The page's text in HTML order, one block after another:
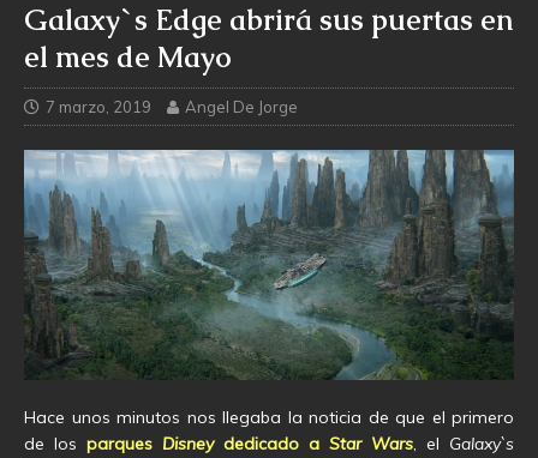
Galaxy`s Edge abrirá sus puertas en
el mes de Mayo
7 marzo, 2019 Angel De Jorge
Hace unos minutos nos llegaba la noticia de que el primero
de los parques Disneydedicado a Star Wars, el Galaxy`s